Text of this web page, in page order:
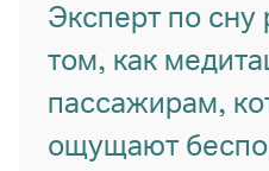
Эксперт по сну
том, как
пассажирам,
ощущают